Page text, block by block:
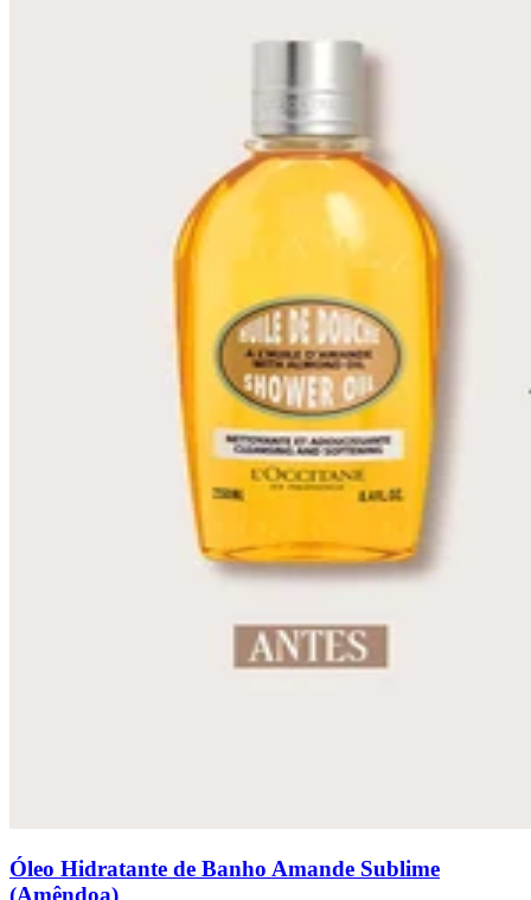
Óleo Hidratante de Banho Amande Sublime
(Amêndoa)